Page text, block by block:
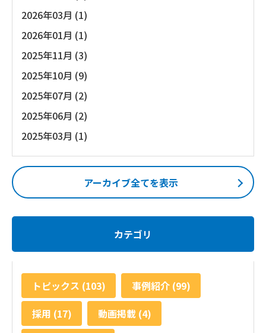
2026年03月 (1)
2026年01月 (1)
2025年11月 (3)
2025年10月 (9)
2025年07月 (2)
2025年06月 (2)
2025年03月 (1)
アーカイブ全てを表示
カテゴリ
トピックス (103)
事例紹介 (99)
採用 (17)
動画掲載 (4)